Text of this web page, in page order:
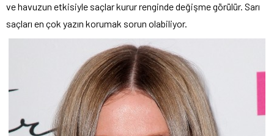
ve havuzun etkisiyle saçlar kurur renginde değişme görülür. Sarı
saçları en çok yazın korumak sorun olabiliyor.